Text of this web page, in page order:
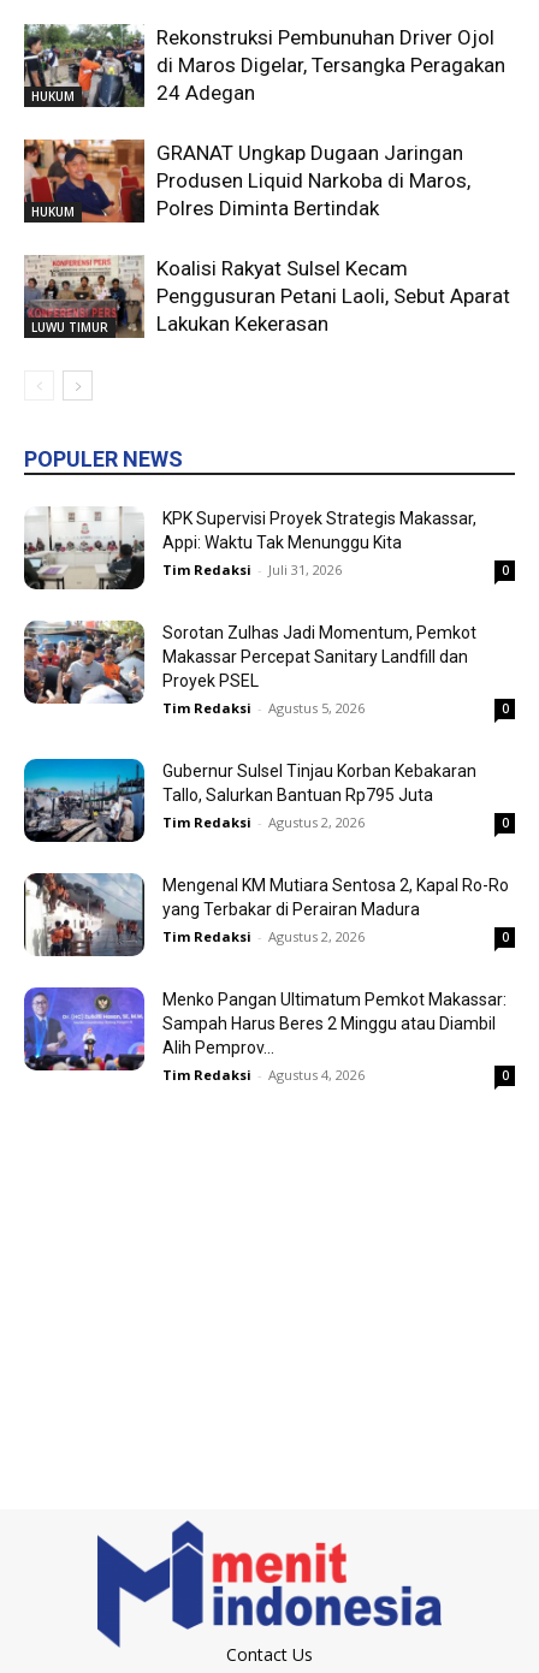
HUKUM
Rekonstruksi Pembunuhan Driver Ojol
di Maros Digelar, Tersangka Peragakan
24 Adegan
HUKUM
GRANAT Ungkap Dugaan Jaringan
Produsen Liquid Narkoba di Maros,
Polres Diminta Bertindak
LUWU TIMUR
Koalisi Rakyat Sulsel Kecam
Penggusuran Petani Laoli, Sebut Aparat
Lakukan Kekerasan
POPULER NEWS
KPK Supervisi Proyek Strategis Makassar,
Appi: Waktu Tak Menunggu Kita
Tim Redaksi - Juli 31, 2026 0
Sorotan Zulhas Jadi Momentum, Pemkot
Makassar Percepat Sanitary Landfill dan
Proyek PSEL
Tim Redaksi - Agustus 5, 2026 0
Gubernur Sulsel Tinjau Korban Kebakaran
Tallo, Salurkan Bantuan Rp795 Juta
Tim Redaksi - Agustus 2, 2026 0
Mengenal KM Mutiara Sentosa 2, Kapal Ro-Ro
yang Terbakar di Perairan Madura
Tim Redaksi - Agustus 2, 2026 0
Menko Pangan Ultimatum Pemkot Makassar:
Sampah Harus Beres 2 Minggu atau Diambil
Alih Pemprov...
Tim Redaksi - Agustus 4, 2026 0
Contact Us